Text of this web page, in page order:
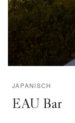
JAPANISCH
EAU Bar